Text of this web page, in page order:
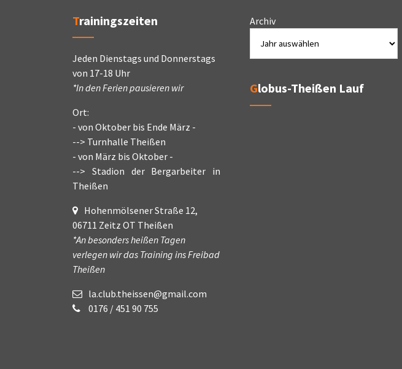
Trainingszeiten
Jeden Dienstags und Donnerstags
von 17-18 Uhr
*In den Ferien pausieren wir
Ort:
- von Oktober bis Ende März -
--> Turnhalle Theißen
- von März bis Oktober -
--> Stadion der Bergarbeiter in
Theißen
Hohenmölsener Straße 12,
06711 Zeitz OT Theißen
*An besonders heißen Tagen
verlegen wir das Training ins Freibad
Theißen
la.club.theissen@gmail.com
0176 / 451 90 755
Archiv
Globus-Theißen Lauf